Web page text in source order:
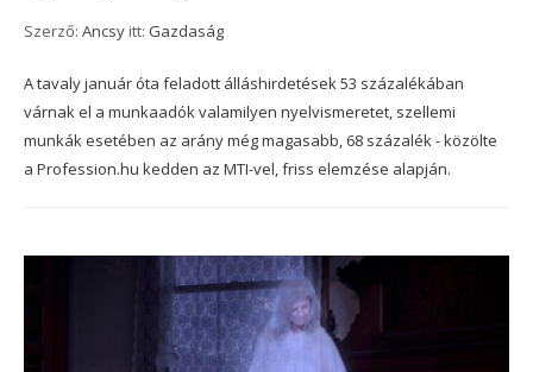
Szerző: Ancsy itt: Gazdaság
A tavaly január óta feladott álláshirdetések 53 százalékában
várnak el a munkaadók valamilyen nyelvismeretet, szellemi
munkák esetében az arány még magasabb, 68 százalék - közölte
a Profession.hu kedden az MTI-vel, friss elemzése alapján.